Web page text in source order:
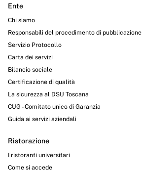
Ente
Chi siamo
Responsabili del procedimento di pubblicazione
Servizio Protocollo
Carta dei servizi
Bilancio sociale
Certificazione di qualità
La sicurezza al DSU Toscana
CUG - Comitato unico di Garanzia
Guida ai servizi aziendali
Ristorazione
I ristoranti universitari
Come si accede